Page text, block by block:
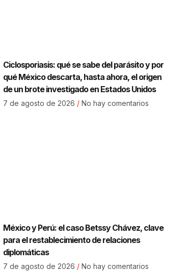
Ciclosporiasis: qué se sabe del parásito y por
qué México descarta, hasta ahora, el origen
de un brote investigado en Estados Unidos
7 de agosto de 2026 No hay comentarios
México y Perú: el caso Betssy Chávez, clave
para el restablecimiento de relaciones
diplomáticas
7 de agosto de 2026 No hay comentarios